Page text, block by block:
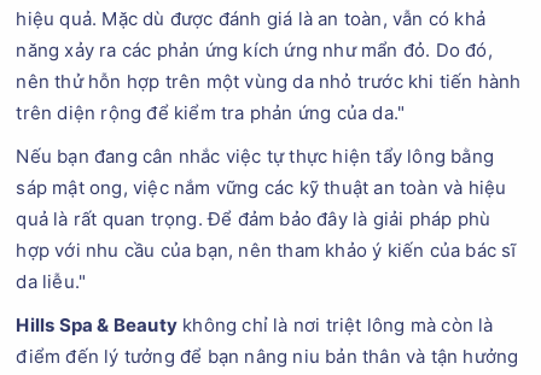
hiệu quả. Mặc dù được đánh giá là an toàn, vẫn có khả
năng xảy ra các phản ứng kích ứng như mẩn đỏ. Do đó,
nên thử hỗn hợp trên một vùng da nhỏ trước khi tiến hành
trên diện rộng để kiểm tra phản ứng của da."
Nếu bạn đang cân nhắc việc tự thực hiện tẩy lông bằng
sáp mật ong, việc nắm vững các kỹ thuật an toàn và hiệu
quả là rất quan trọng. Để đảm bảo đây là giải pháp phù
hợp với nhu cầu của bạn, nên tham khảo ý kiến của bác sĩ
da liễu."
Hills Spa & Beauty không chỉ là nơi triệt lông mà còn là
điểm đến lý tưởng để bạn nâng niu bản thân và tận hưởng